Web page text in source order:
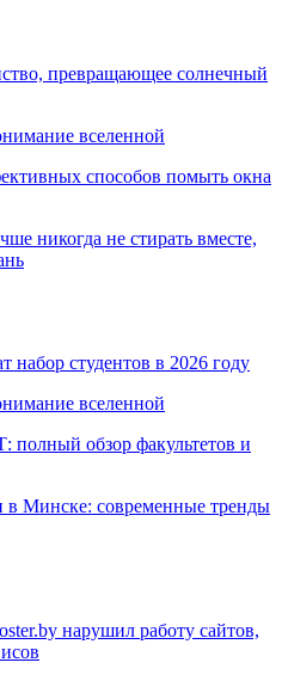
превращающее солнечный
вселенной
способов помыть окна
никогда не стирать вместе,
набор студентов в 2026 году
вселенной
полный обзор факультетов и
Минске: современные тренды
нарушил работу сайтов,